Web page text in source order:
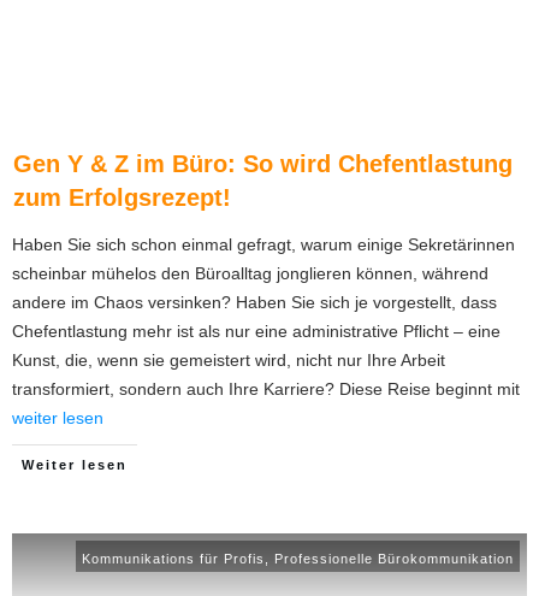
Gen Y & Z im Büro: So wird Chefentlastung
zum Erfolgsrezept!
Haben Sie sich schon einmal gefragt, warum einige Sekretärinnen
scheinbar mühelos den Büroalltag jonglieren können, während
andere im Chaos versinken? Haben Sie sich je vorgestellt, dass
Chefentlastung mehr ist als nur eine administrative Pflicht – eine
Kunst, die, wenn sie gemeistert wird, nicht nur Ihre Arbeit
transformiert, sondern auch Ihre Karriere? Diese Reise beginnt mit
weiter lesen
Weiter lesen
Kommunikations für Profis Professionelle Bürokommunikation